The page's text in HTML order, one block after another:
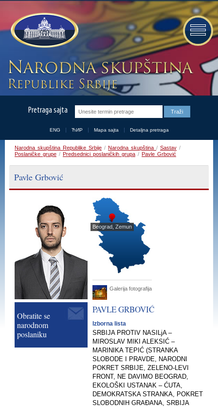
Pretraga sajta
ENG ЋИР Mapa sajta Detaljna pretraga
Narodna skupština Republike Srbije / Narodna skupština / Sastav /
Poslaničke grupe / Predsednici poslaničkih grupa / Pavle Grbović
Pavle Grbović
Obratite se
narodnom
poslaniku
Beograd, Zemun
Galerija fotografija
PAVLEGRBOVIĆ
Izborna lista
SRBIJA PROTIV NASILjA –
MIROSLAV MIKI ALEKSIĆ –
MARINIKA TEPIĆ (STRANKA
SLOBODE I PRAVDE, NARODNI
POKRET SRBIJE, ZELENO-LEVI
FRONT, NE DAVIMO BEOGRAD,
EKOLOŠKI USTANAK – ĆUTA,
DEMOKRATSKA STRANKA, POKRET
SLOBODNIH GRAĐANA, SRBIJA